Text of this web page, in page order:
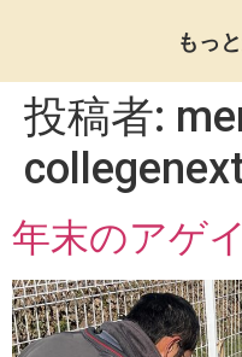
もっ
投稿者:
年末のアゲ